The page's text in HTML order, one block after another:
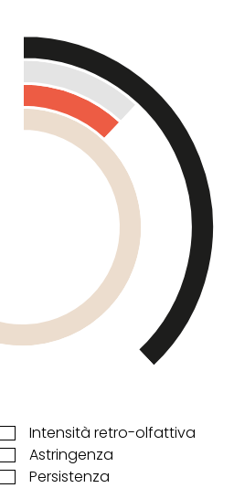
Intensità retro-olfattiva
Astringenza
Persistenza